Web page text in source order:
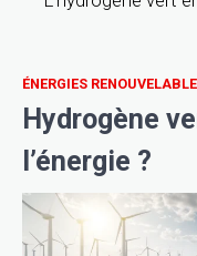
ÉNERGIES
Hydrogène
l’énergie ?